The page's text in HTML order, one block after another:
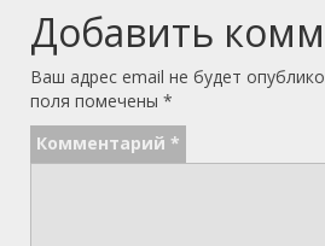
Добавить
Ваш адрес email не будет
поля помечены *
Комментарий *